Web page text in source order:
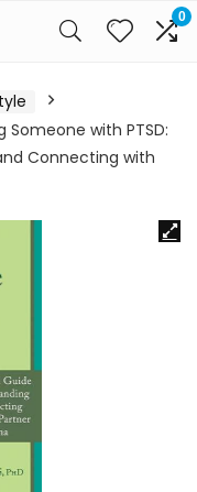
0
Someone with PTSD:
Connecting with